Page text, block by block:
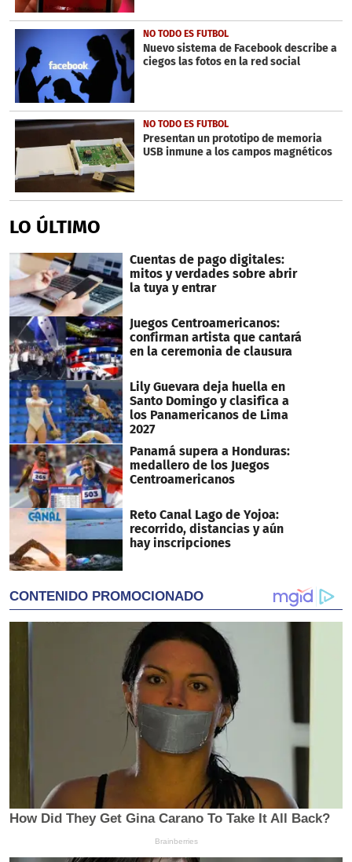
NO TODO ES FUTBOL
Nuevo sistema de Facebook describe a
ciegos las fotos en la red social
NO TODO ES FUTBOL
Presentan un prototipo de memoria
USB inmune a los campos magnéticos
LO ÚLTIMO
Cuentas de pago digitales:
mitos y verdades sobre abrir
la tuya y entrar
Juegos Centroamericanos:
confirman artista que cantará
en la ceremonia de clausura
Lily Guevara deja huella en
Santo Domingo y clasifica a
los Panamericanos de Lima
2027
Panamá supera a Honduras:
medallero de los Juegos
Centroamericanos
Reto Canal Lago de Yojoa:
recorrido, distancias y aún
hay inscripciones